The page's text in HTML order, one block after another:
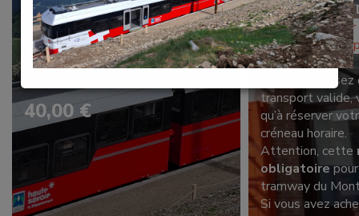
LE FAYET/ST GERVAIS - NID
D'AIGLE 2412M
Ticket Aller-Retour
40,00 €
RÉSERVATION
Vous devez
transport valide
place.
Si vous
transport valide,
qu’à réserver
créneau horaire.
Attention, cette
obligatoirepour
tramway du
Si vous avez